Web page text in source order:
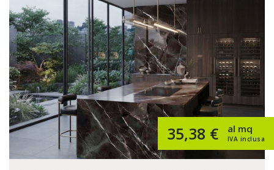
35,38 € IVA inclusa
al mq